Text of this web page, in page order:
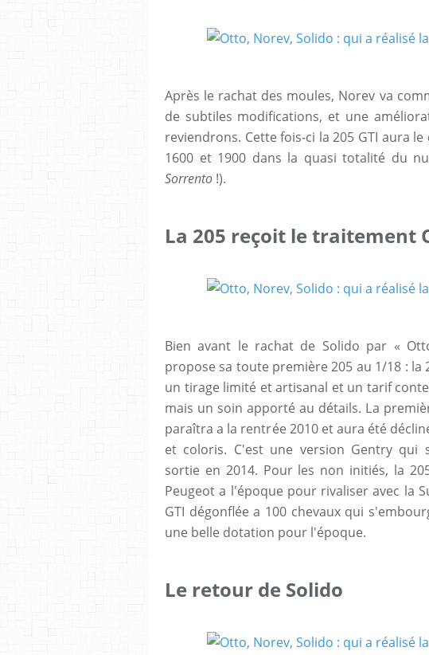
Après le rachat des moules, Norev va
de subtiles modifications, et une
reviendrons. Cette fois-ci la 205 GTI aura
1600 et 1900 dans la quasi totalité du
Sorrento !).
La 205 reçoit le traitement
Bien avant le rachat de Solido par «
propose sa toute première 205 au 1/18 : la
un tirage limité et artisanal et un tarif
mais un soin apporté au détails. La
paraîtra a la rentrée 2010 et aura été
et coloris. C'est une version Gentry qui
sortie en 2014. Pour les non initiés, la
Peugeot a l'époque pour rivaliser avec la
GTI dégonflée a 100 chevaux qui
une belle dotation pour l'époque.
Le retour de Solido